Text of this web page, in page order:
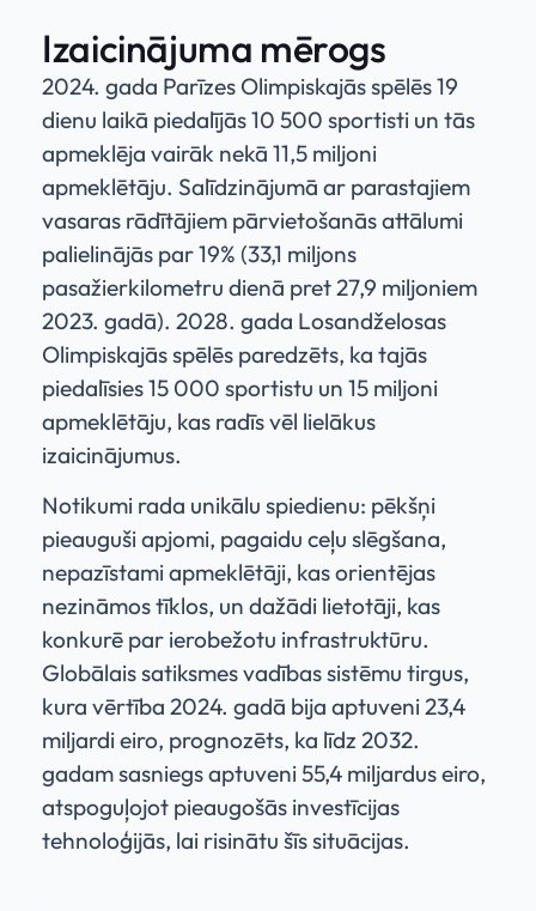
Izaicinājuma mērogs
2024. gada Parīzes Olimpiskajās spēlēs 19
dienu laikā piedalījās 10 500 sportisti un tās
apmeklēja vairāk nekā 11,5 miljoni
apmeklētāju. Salīdzinājumā ar parastajiem
vasaras rādītājiem pārvietošanās attālumi
palielinājās par 19% (33,1 miljons
pasažierkilometru dienā pret 27,9 miljoniem
2023. gadā). 2028. gada Losandželosas
Olimpiskajās spēlēs paredzēts, ka tajās
piedalīsies 15 000 sportistu un 15 miljoni
apmeklētāju, kas radīs vēl lielākus
izaicinājumus.
Notikumi rada unikālu spiedienu: pēkšņi
pieauguši apjomi, pagaidu ceļu slēgšana,
nepazīstami apmeklētāji, kas orientējas
nezināmos tīklos, un dažādi lietotāji, kas
konkurē par ierobežotu infrastruktūru.
Globālais satiksmes vadības sistēmu tirgus,
kura vērtība 2024. gadā bija aptuveni 23,4
miljardi eiro, prognozēts, ka līdz 2032.
gadam sasniegs aptuveni 55,4 miljardus eiro,
atspoguļojot pieaugošās investīcijas
tehnoloģijās, lai risinātu šīs situācijas.